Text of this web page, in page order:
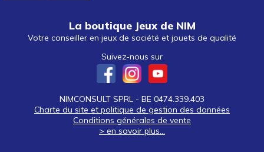
La boutique Jeux de NIM
Votre conseiller en jeux de société et jouets de qualité
Suivez-nous sur
NIMCONSULT SPRL - BE 0474.339.403
Charte du site et politique de gestion des données
Conditions générales de vente
> en savoir plus...